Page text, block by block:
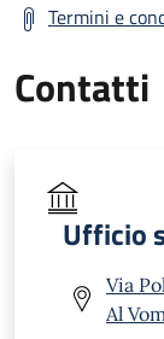
Termini e
Contatti
Ufficio
Via
Al